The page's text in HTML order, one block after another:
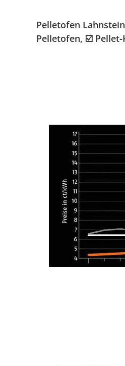
Pelletofen
Pelletofen, ☑️ Pellet-